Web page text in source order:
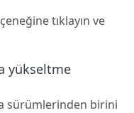
tıklayın ve
sürümlerinden birini